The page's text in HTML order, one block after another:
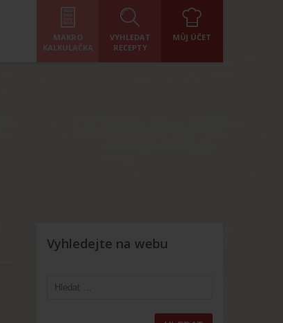
MAKRO
KALKULAČKA
VYHLEDAT
RECEPTY
MŮJ ÚČET
Vyhledejte na webu
Vyhledávání